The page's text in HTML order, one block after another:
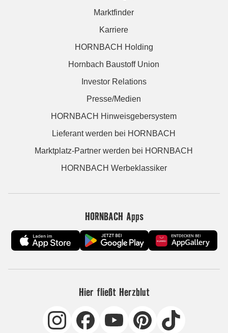
Marktfinder
Karriere
HORNBACH Holding
Hornbach Baustoff Union
Investor Relations
Presse/Medien
HORNBACH Hinweisgebersystem
Lieferant werden bei HORNBACH
Marktplatz-Partner werden bei HORNBACH
HORNBACH Werbeklassiker
HORNBACH Apps
Hier fließt Herzblut